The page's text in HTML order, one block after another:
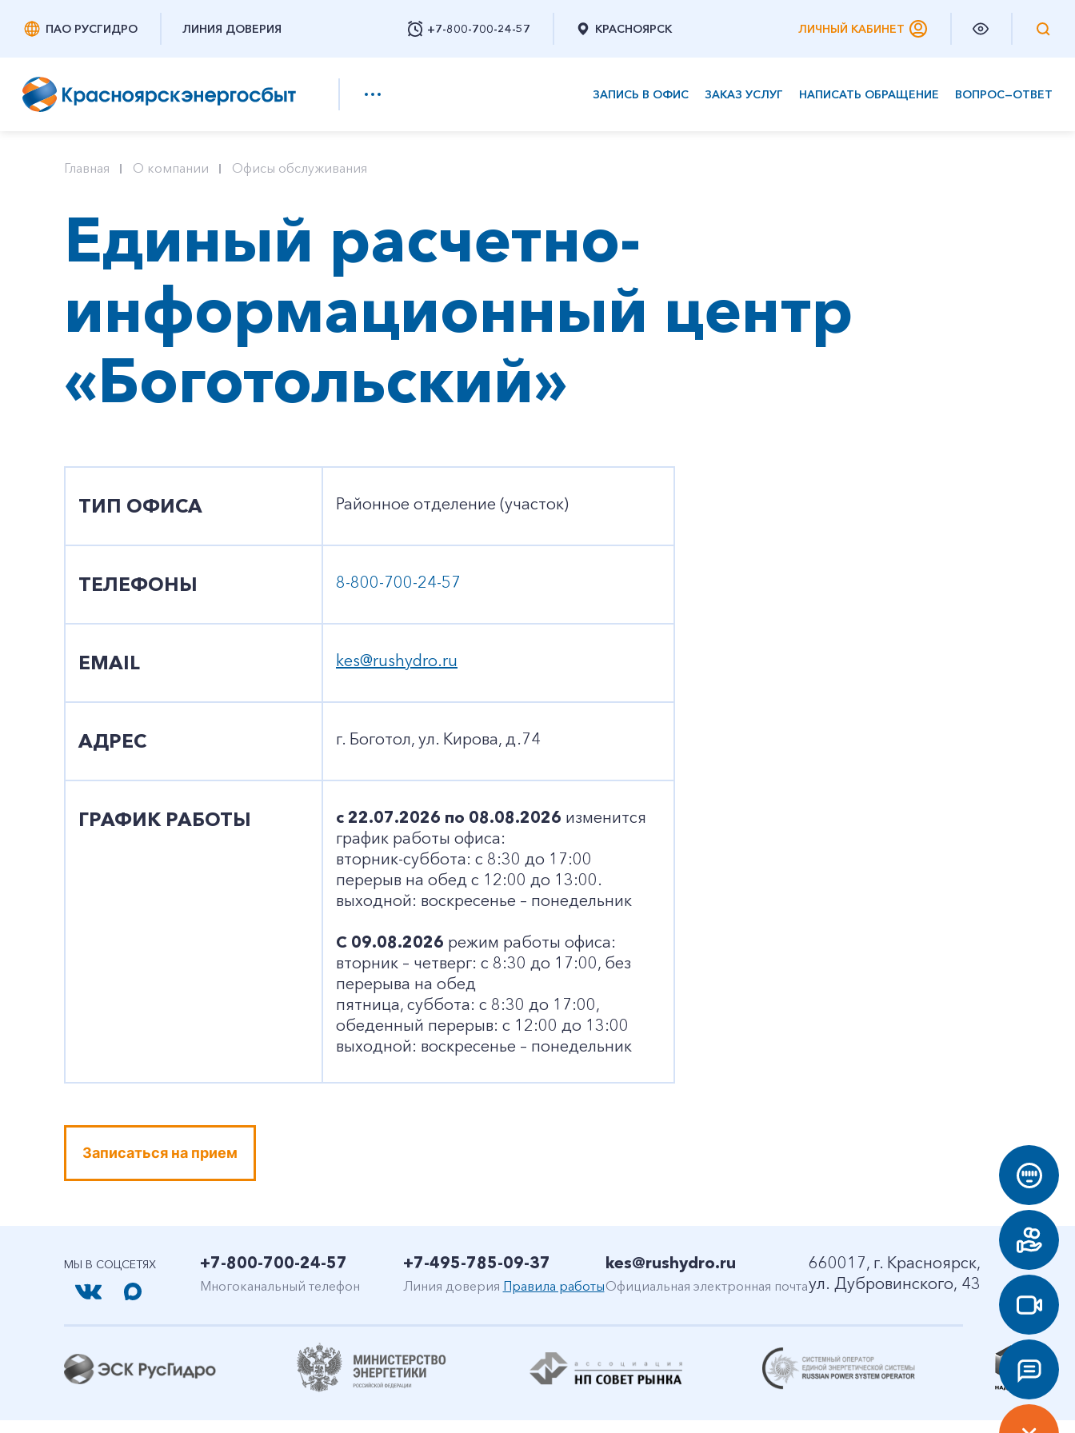
ПАО РУСГИДРО ЛИНИЯ ДОВЕРИЯ +7-800-700-24-57 КРАСНОЯРСК ЛИЧНЫЙ КАБИНЕТ
ЗАПИСЬ В ОФИС ЗАКАЗ УСЛУГ НАПИСАТЬ ОБРАЩЕНИЕ ВОПРОС—ОТВЕТ
+7-800-700-24-57
Заказать обратный звонок
Частным клиентам
Корпоративным клиентам
Главная О компании Офисы обслуживания
Единый расчетно-
информационный центр
«Боготольский»
ТИП ОФИСА Районное отделение (участок)
ТЕЛЕФОНЫ 8-800-700-24-57
EMAIL kes@rushydro.ru
АДРЕС г. Боготол, ул. Кирова, д.74
ГРАФИК РАБОТЫ с 22.07.2026 по 08.08.2026 изменится
график работы офиса:
вторник-суббота: с 8:30 до 17:00
перерыв на обед с 12:00 до 13:00.
выходной: воскресенье – понедельник
С 09.08.2026 режим работы офиса:
вторник – четверг: с 8:30 до 17:00, без
перерыва на обед
пятница, суббота: с 8:30 до 17:00,
обеденный перерыв: с 12:00 до 13:00
выходной: воскресенье – понедельник
Записаться на прием
МЫ В СОЦСЕТЯХ +7-800-700-24-57
Многоканальный телефон
+7-495-785-09-37
Линия доверия Правила работы
kes@rushydro.ru
Официальная электронная почта
660017, г. Красноярск,
ул. Дубровинского, 43